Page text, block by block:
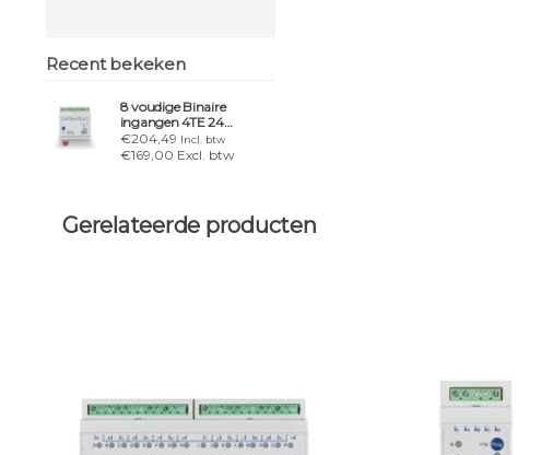
Recent bekeken
8 voudige Binaire
ingangen 4TE 24
VAC/DC
€204,49 Incl. btw
€169,00 Excl. btw
Gerelateerde producten